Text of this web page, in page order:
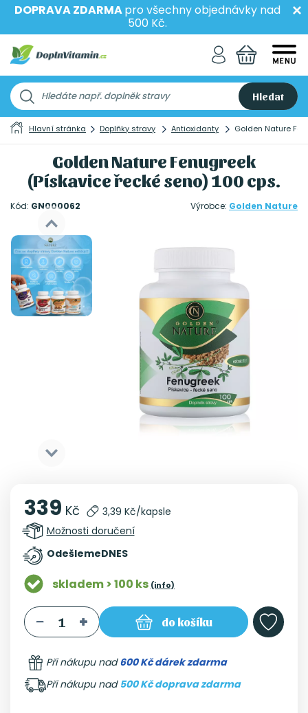
DOPRAVA ZDARMApro všechny objednávky nad
500 Kč.
Hledat
Hlavní stránka Doplňky stravy Antioxidanty Golden Nature
Golden Nature Fenugreek
(Pískavice řecké seno) 100 cps.
Kód: GN000062 Výrobce: Golden Nature
339 Kč
3,39 Kč/kapsle
Možnosti doručení
OdešlemeDNES
skladem > 100 ks (info)
do košíku
Při nákupu nad600 Kč dárek zdarma
Při nákupu nad 500 Kč doprava zdarma